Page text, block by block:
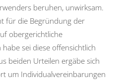
beruhen, unwirksam.
für die Begründung der
obergerichtliche
sei diese offensichtlich
beiden Urteilen ergäbe sich
um Individualvereinbarungen